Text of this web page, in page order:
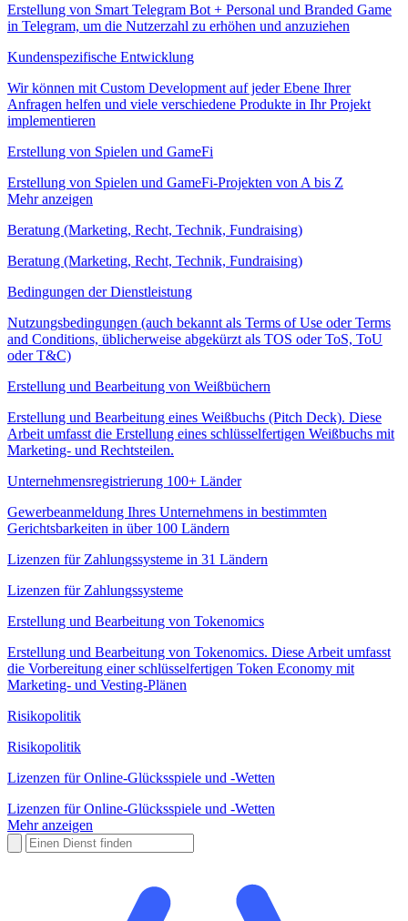
Erstellung von Smart Telegram Bot + Personal und Branded Game
in Telegram, um die Nutzerzahl zu erhöhen und anzuziehen
Kundenspezifische Entwicklung
Wir können mit Custom Development auf jeder Ebene Ihrer
Anfragen helfen und viele verschiedene Produkte in Ihr Projekt
implementieren
Erstellung von Spielen und GameFi
Erstellung von Spielen und GameFi-Projekten von A bis Z
Mehr anzeigen
Beratung (Marketing, Recht, Technik, Fundraising)
Beratung (Marketing, Recht, Technik, Fundraising)
Bedingungen der Dienstleistung
Nutzungsbedingungen (auch bekannt als Terms of Use oder Terms
and Conditions, üblicherweise abgekürzt als TOS oder ToS, ToU
oder T&C)
Erstellung und Bearbeitung von Weißbüchern
Erstellung und Bearbeitung eines Weißbuchs (Pitch Deck). Diese
Arbeit umfasst die Erstellung eines schlüsselfertigen Weißbuchs mit
Marketing- und Rechtsteilen.
Unternehmensregistrierung 100+ Länder
Gewerbeanmeldung Ihres Unternehmens in bestimmten
Gerichtsbarkeiten in über 100 Ländern
Lizenzen für Zahlungssysteme in 31 Ländern
Lizenzen für Zahlungssysteme
Erstellung und Bearbeitung von Tokenomics
Erstellung und Bearbeitung von Tokenomics. Diese Arbeit umfasst
die Vorbereitung einer schlüsselfertigen Token Economy mit
Marketing- und Vesting-Plänen
Risikopolitik
Risikopolitik
Lizenzen für Online-Glücksspiele und -Wetten
Lizenzen für Online-Glücksspiele und -Wetten
Mehr anzeigen